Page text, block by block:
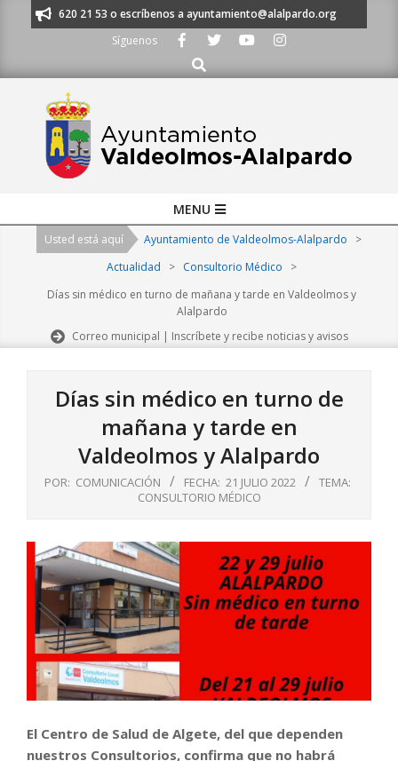
al 91 620 21 53 o escríbenos a ayuntamiento@alalpardo.org
Síguenos
Buscar
Navigation
MENU
Usted está aquí Ayuntamiento de Valdeolmos-Alalpardo
>
Actualidad
> Consultorio Médico
>
Días sin médico en turno de mañana y tarde en Valdeolmos y
Alalpardo
Correo municipal | Inscríbete y recibe noticias y avisos
Días sin médico en turno de
mañana y tarde en
Valdeolmos y Alalpardo
POR: COMUNICACIÓN FECHA: 21 JULIO 2022
TEMA:
CONSULTORIO MÉDICO
El Centro de Salud de Algete, del que dependen
nuestros Consultorios, confirma que no habrá